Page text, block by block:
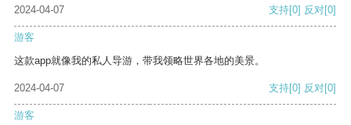
2024-04-07
支持[0] 反对[0]
游客
这款app就像我的私人导游，带我领略世界各地的美景。
2024-04-07 支持[0] 反对[0]
游客